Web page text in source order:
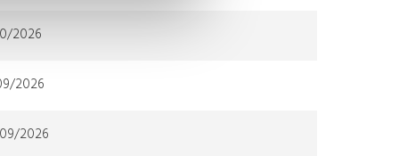
2026
2026
2026